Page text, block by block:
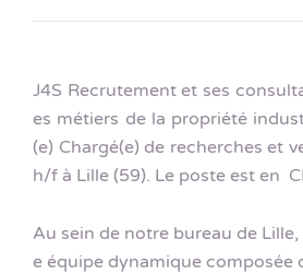
J4S Recrutement et ses
es métiers de la propriété
(e) Chargé(e) de recherches et
h/f à Lille (59). Le poste est en
Au sein de notre bureau de
e équipe dynamique composée